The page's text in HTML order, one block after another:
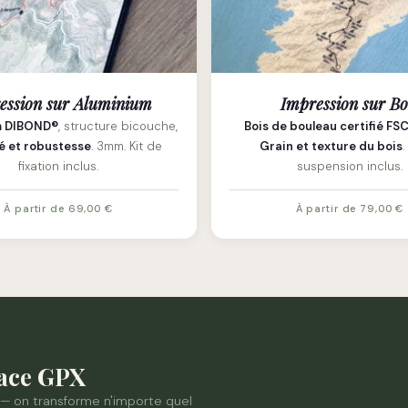
sur Aluminium
, structure bicouche,
et robustesse. 3mm. Kit de
fixation inclus.
À partir de 69,00 €
Impression sur
Bois de bouleau certifié FSC
Grain et texture du bois.
suspension inclus.
À partir de 79,00 €
GPX
on transforme n'importe quel